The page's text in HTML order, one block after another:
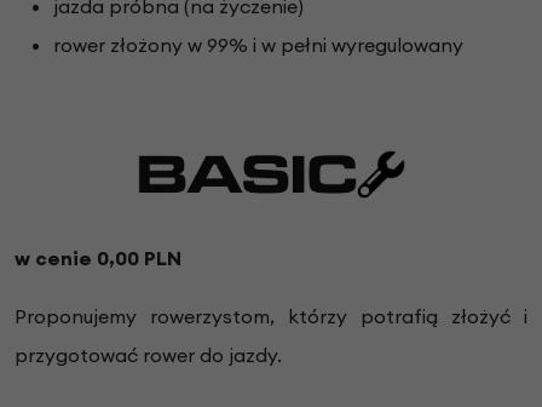
jazda próbna (na życzenie)
rower złożony w 99% i w pełni wyregulowany
w cenie 0,00 PLN
Proponujemy rowerzystom, którzy potrafią złożyć i
przygotować rower do jazdy.